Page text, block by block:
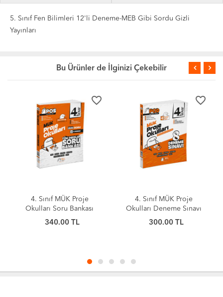
5. Sınıf Fen Bilimleri 12'li Deneme-MEB Gibi Sordu Gizli
Yayınları
Bu Ürünler de İlginizi Çekebilir
favorite_border
4. Sınıf MÜK Proje
Okulları Soru Bankası
Eğitim Deposu Yayınları
340.00 TL
favorite_border
4. Sınıf MÜK Proje
Okulları Deneme Sınavı
Eğitim Deposu Yayınları
300.00 TL